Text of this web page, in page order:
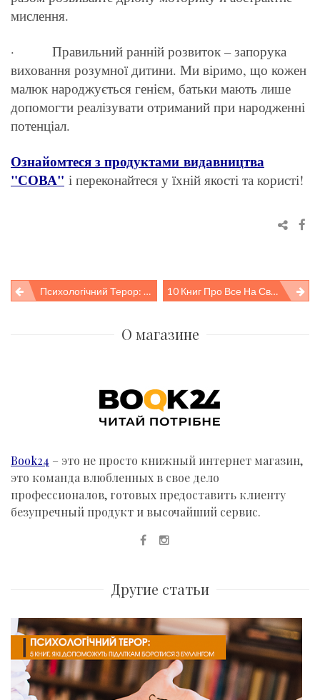
мислення.
· Правильний ранній розвиток – запорука
виховання розумної дитини. Ми віримо, що кожен
малюк народжується генієм, батьки мають лише
допомогти реалізувати отриманий при народженні
потенціал.
Ознайомтеся з продуктами видавництва
"СОВА" і переконайтеся у їхній якості та користі!
Post
Психологічний Терор: 5 Книг, Які Допоможуть Підліткам Боротися З Буллінгом 10 Книг Про Все На Світі: Від Великого Вибуху І Динозаврів До Тероризму Та Спонтанних Покупок
О магазине
Book24 – это не просто книжный интернет магазин,
это команда влюбленных в свое дело
профессионалов, готовых предоставить клиенту
безупречный продукт и высочайший сервис.
Другие статьи